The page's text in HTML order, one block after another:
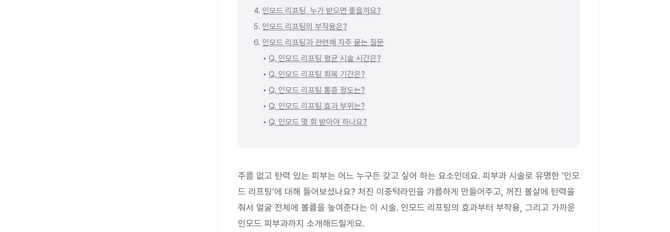
4. 인모드 리프팅, 누가 받으면 좋을까요?
5. 인모드 리프팅의 부작용은?
6. 인모드 리프팅과 관련해 자주 묻는 질문
Q. 인모드 리프팅 평균 시술 시간은?
Q. 인모드 리프팅 회복 기간은?
Q. 인모드 리프팅 통증 정도는?
Q. 인모드 리프팅 효과 부위는?
Q. 인모드 몇 회 받아야 하나요?
주름 없고 탄력 있는 피부는 어느 누구든 갖고 싶어 하는 요소인데요. 피부과 시술로 유명한 '인모
드 리프팅'에 대해 들어보셨나요? 처진 이중턱라인을 갸름하게 만들어주고, 꺼진 볼살에 탄력을
줘서 얼굴 전체에 볼륨을 높여준다는 이 시술. 인모드 리프팅의 효과부터 부작용, 그리고 가까운
인모드 피부과까지 소개해드릴게요.